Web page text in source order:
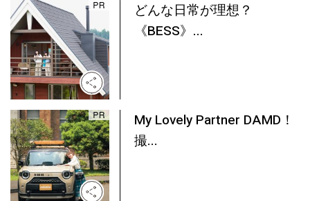
どんな日常が理想？
《BESS》...
My Lovely Partner DAMD！
撮...